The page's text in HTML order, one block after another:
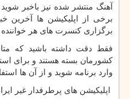
آهنگ منتشر شده نیز باخبر
برخی از اپلیکیشن ها آخرین
برگزاری کنسرت های هر خواننده
فقط دقت داشته باشید که
کشورمان بسته هستند و برای
وارد برنامه شوید و از آن ها
اپلیکیشن های پرطرفدار غیر